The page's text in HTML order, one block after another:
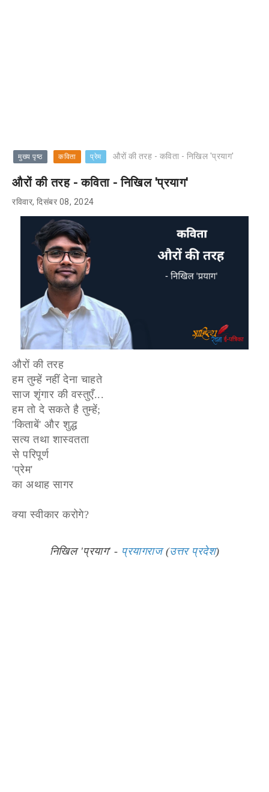
मुख्य पृष्ठ कविता प्रेम औरों की तरह - कविता - निखिल 'प्रयाग'
औरों की तरह - कविता - निखिल 'प्रयाग'
रविवार, दिसंबर 08, 2024
औरों की तरह
हम तुम्हें नहीं देना चाहते
साज शृंगार की वस्तुएँ...
हम तो दे सकते है तुम्हें;
'किताबें' और शुद्ध
सत्य तथा शास्वतता
से परिपूर्ण
'प्रेम'
का अथाह सागर
क्या स्वीकार करोगे?
निखिल 'प्रयाग' - प्रयागराज(उत्तर प्रदेश)